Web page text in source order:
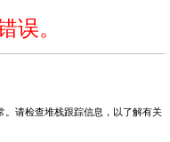
误。
。请检查堆栈跟踪信息，以了解有关